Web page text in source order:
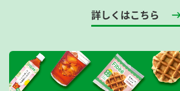
詳しくはこちら